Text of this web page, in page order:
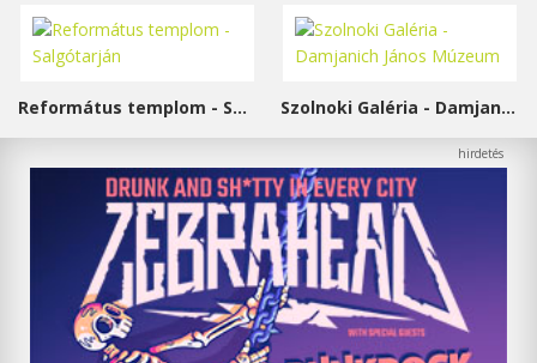
Református templom - Salgótarján Szolnoki Galéria - Damjanich János Múzeum